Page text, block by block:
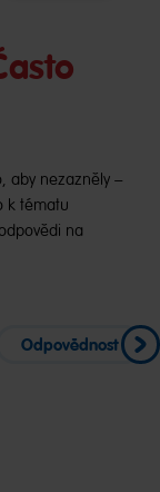
aby nezazněly –
k tématu
na
Odpovědnost